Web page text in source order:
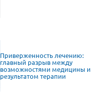
Приверженность лечению:
главный разрыв между
возможностями медицины и
результатом терапии